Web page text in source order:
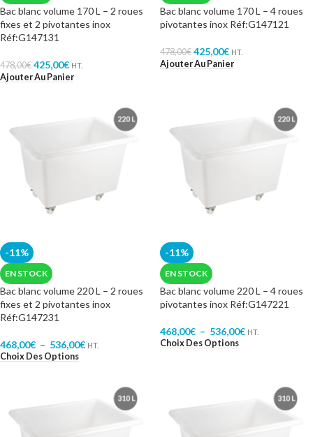
Bac blanc volume 170 L – 2 roues
fixes et 2 pivotantes inox
Réf:G147131
478,00€ 425,00€ HT.
Ajouter Au Panier
Bac blanc volume 170 L – 4 roues
pivotantes inox Réf:G147121
478,00€ 425,00€ HT.
Ajouter Au Panier
-11%
EN STOCK
Bac blanc volume 220 L – 2 roues
fixes et 2 pivotantes inox
Réf:G147231
468,00€ – 536,00€ HT.
Choix Des Options
-11%
EN STOCK
Bac blanc volume 220 L – 4 roues
pivotantes inox Réf:G147221
468,00€ – 536,00€ HT.
Choix Des Options